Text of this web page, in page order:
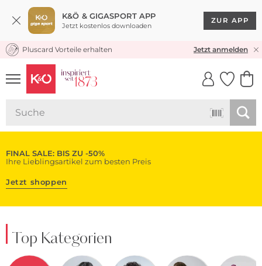
K&Ö & GIGASPORT APP
Jetzt kostenlos downloaden
ZUR APP
KOSTENLOSER VERSAND* & RÜCKVERSAND
Pluscard Vorteile erhalten Jetzt anmelden
UNSERE APP
CLICK &
FINAL SALE: BIS ZU -50%
Ihre Lieblingsartikel zum besten Preis
Jetzt shoppen
Top Kategorien